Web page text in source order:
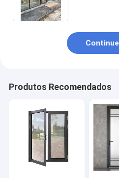
Continue
Produtos Recomendados